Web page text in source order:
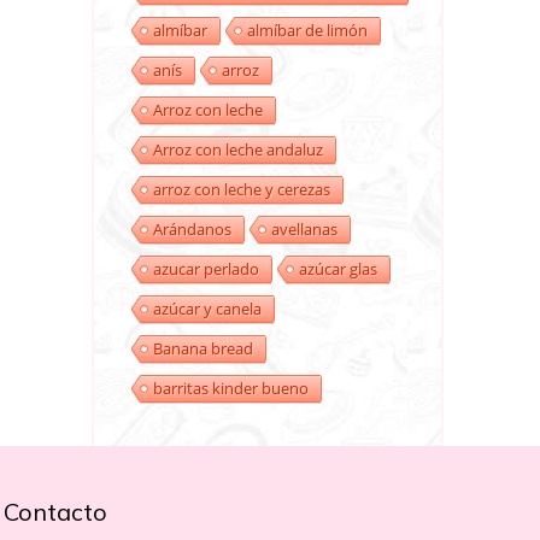
almíbar
almíbar de limón
anís
arroz
Arroz con leche
Arroz con leche andaluz
arroz con leche y cerezas
Arándanos
avellanas
azucar perlado
azúcar glas
azúcar y canela
Banana bread
barritas kinder bueno
Contacto